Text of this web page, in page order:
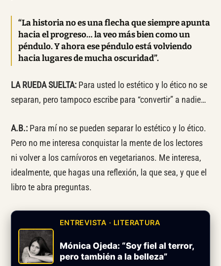
“La historia no es una flecha que siempre apunta
hacia el progreso… la veo más bien como un
péndulo. Y ahora ese péndulo está volviendo
hacia lugares de mucha oscuridad”.
LA RUEDA SUELTA:Para usted lo estético y lo ético no se
separan, pero tampoco escribe para “convertir” a nadie…
A.B.:Para mí no se pueden separar lo estético y lo ético.
Pero no me interesa conquistar la mente de los lectores
ni volver a los carnívoros en vegetarianos. Me interesa,
idealmente, que hagas una reflexión, la que sea, y que el
libro te abra preguntas.
ENTREVISTA · LITERATURA
Mónica Ojeda: “Soy fiel al terror,
pero también a la belleza”